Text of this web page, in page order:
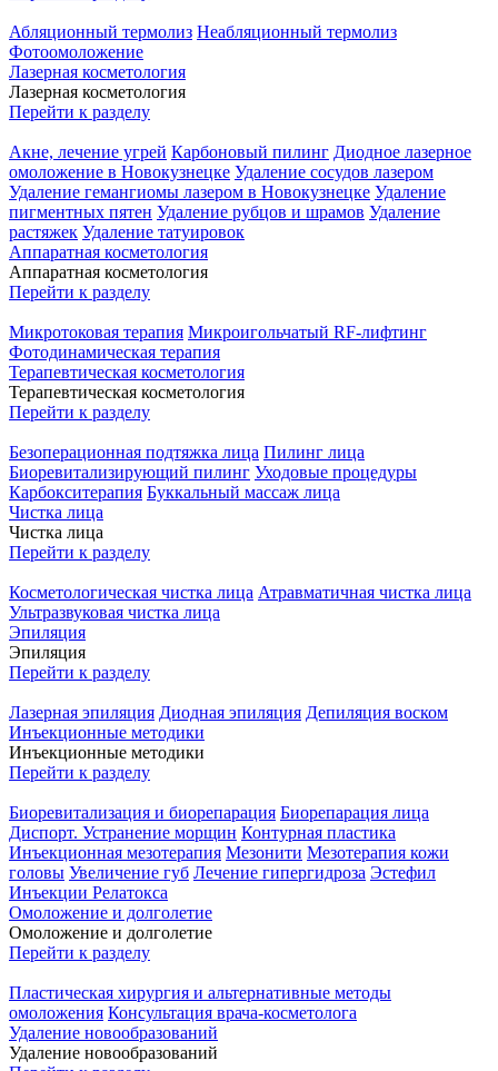
Абляционный термолиз Неабляционный термолиз
Фотоомоложение
Лазерная косметология
Лазерная косметология
Перейти к разделу
Акне, лечение угрей Карбоновый пилинг Диодное лазерное
омоложение в Новокузнецке Удаление сосудов лазером
Удаление гемангиомы лазером в Новокузнецке Удаление
пигментных пятен Удаление рубцов и шрамов Удаление
растяжек Удаление татуировок
Аппаратная косметология
Аппаратная косметология
Перейти к разделу
Микротоковая терапия Микроигольчатый RF-лифтинг
Фотодинамическая терапия
Терапевтическая косметология
Терапевтическая косметология
Перейти к разделу
Безоперационная подтяжка лица Пилинг лица
Биоревитализирующий пилинг Уходовые процедуры
Карбокситерапия Буккальный массаж лица
Чистка лица
Чистка лица
Перейти к разделу
Косметологическая чистка лица Атравматичная чистка лица
Ультразвуковая чистка лица
Эпиляция
Эпиляция
Перейти к разделу
Лазерная эпиляция Диодная эпиляция Депиляция воском
Инъекционные методики
Инъекционные методики
Перейти к разделу
Биоревитализация и биорепарация Биорепарация лица
Диспорт. Устранение морщин Контурная пластика
Инъекционная мезотерапия Мезонити Мезотерапия кожи
головы Увеличение губ Лечение гипергидроза Эстефил
Инъекции Релатокса
Омоложение и долголетие
Омоложение и долголетие
Перейти к разделу
Пластическая хирургия и альтернативные методы
омоложения Консультация врача-косметолога
Удаление новообразований
Удаление новообразований